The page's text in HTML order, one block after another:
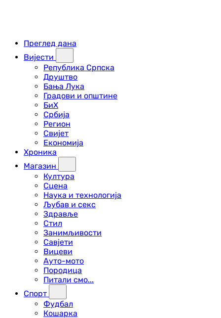
Преглед дана
Вијести
Република Српска
Друштво
Бања Лука
Градови и општине
БиХ
Србија
Регион
Свијет
Економија
Хроника
Магазин
Култура
Сцена
Наука и технологија
Љубав и секс
Здравље
Стил
Занимљивости
Савјети
Вицеви
Ауто-мото
Породица
Питали смо...
Спорт
Фудбал
Кошарка